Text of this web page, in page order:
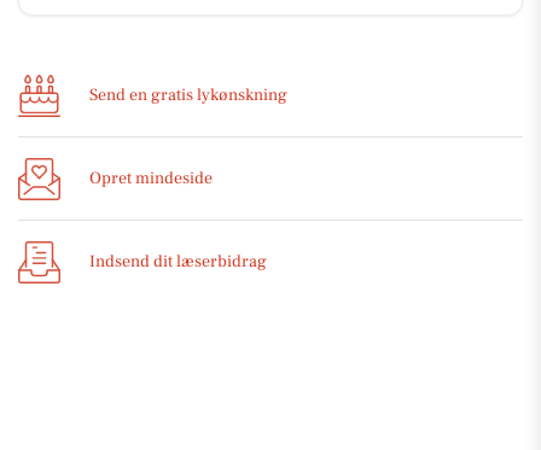
Send en gratis lykønskning
Opret mindeside
Indsend dit læserbidrag